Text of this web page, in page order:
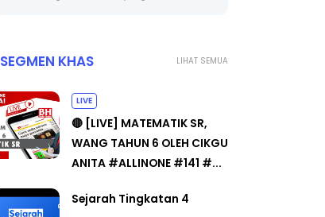
LIHAT SEMUA
SEGMEN KHAS
LIVE
🔴 [LIVE] MATEMATIK SR,
WANG TAHUN 6 OLEH CIKGU
ANITA #ALLINONE #141 #...
Sejarah Tingkatan 4